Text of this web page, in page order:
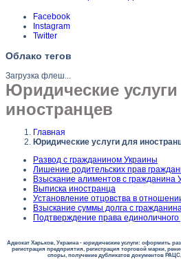
Facebook
Instagram
Twitter
Облако тегов
Загрузка флеш...
Юридические
иностранцев
Главная
Юридические услуги для
Развод с гражданином Украины
Лишение родительских прав
Взыскание алиментов с гражданина
Выписка иностранца
Установление отцовства в
Взыскание суммы долга с
Подтверждение права единоличного
Адвокат Харьков, Украина - юридические услуги: оформить
регистрация предприятия, регистрация торговой марки,
споры, получение дубликатов документов